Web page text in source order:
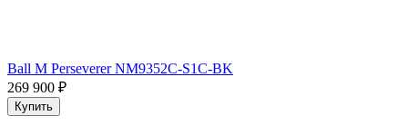
Ball M Perseverer NM9352C-S1C-BK
269 900 ₽
Купить